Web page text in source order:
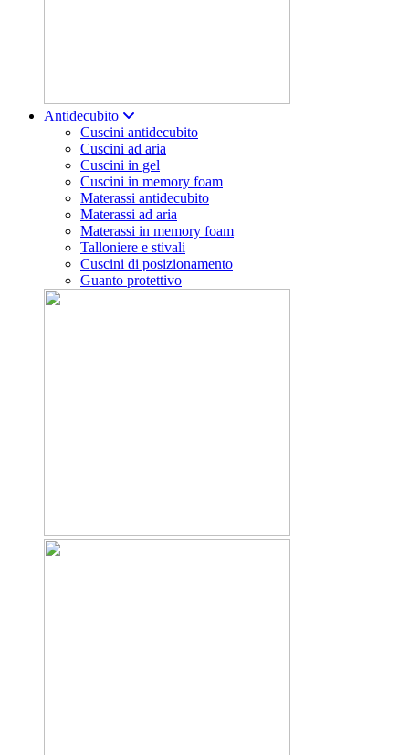
Antidecubito
Cuscini antidecubito
Cuscini ad aria
Cuscini in gel
Cuscini in memory foam
Materassi antidecubito
Materassi ad aria
Materassi in memory foam
Talloniere e stivali
Cuscini di posizionamento
Guanto protettivo